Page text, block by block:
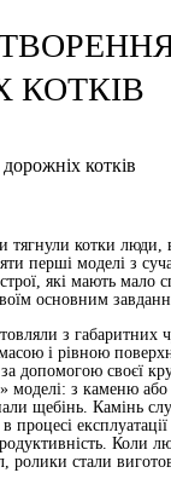
КОТКІВ
котки люди,
перші моделі з
які мають мало
основним
з габаритних
і рівною
допомогою своєї
моделі: з каменю
щебінь. Камінь
процесі
Коли
ролики стали